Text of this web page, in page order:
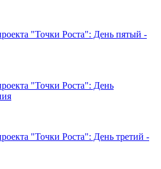
"Точки Роста": День пятый -
"Точки Роста": День
"Точки Роста": День третий -